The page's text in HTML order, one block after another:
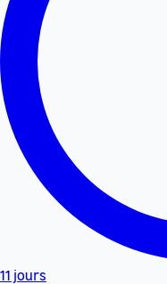
11 jours